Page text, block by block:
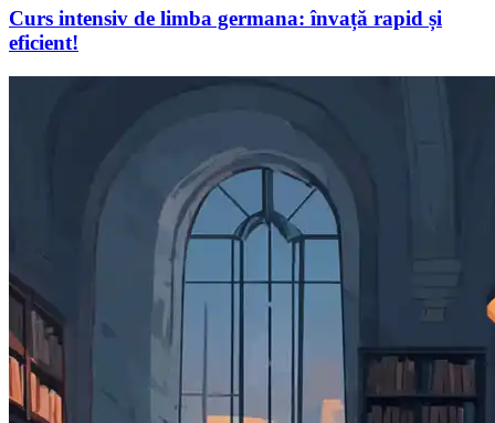
Curs intensiv de limba germana: învață rapid și
eficient!